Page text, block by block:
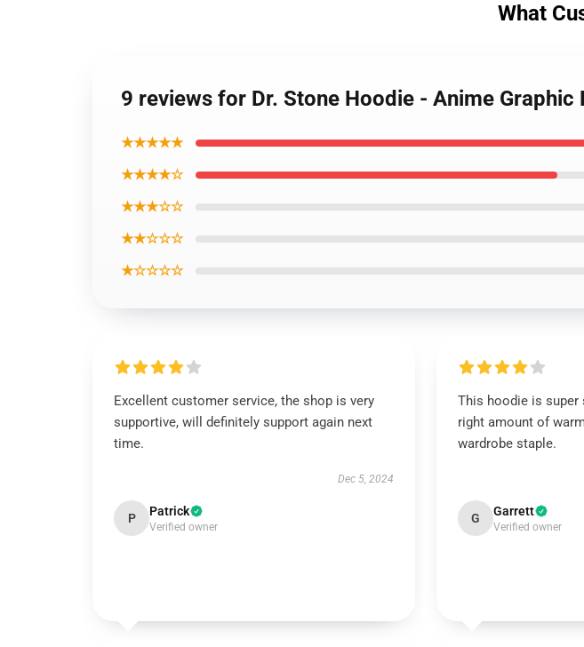
What
9 reviews for Dr. Stone Hoodie - Anime Graphic
★★★★★
★★★★☆
★★★☆☆
★★☆☆☆
★☆☆☆☆
Excellent customer service, the shop is very
supportive, will definitely support again next
time.
Dec 5, 2024
P Patrick
Verified owner
This hoodie is
right amount of
wardrobe staple.
G Garrett
Verified owner